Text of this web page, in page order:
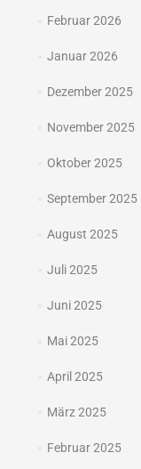
Februar 2026
Januar 2026
Dezember 2025
November 2025
Oktober 2025
September 2025
August 2025
Juli 2025
Juni 2025
Mai 2025
April 2025
März 2025
Februar 2025